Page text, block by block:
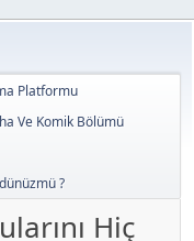
Platformu
Ve Komik Bölümü
?
Hiç